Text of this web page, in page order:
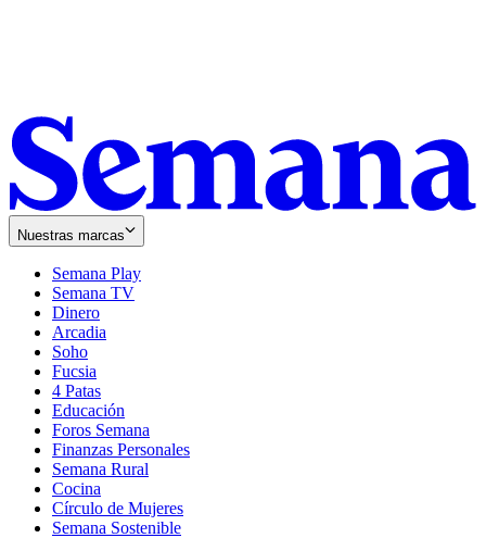
Nuestras marcas
Semana Play
Semana TV
Dinero
Arcadia
Soho
in
new
window
Fucsia
in
new
window
4 Patas
Educación
Foros Semana
Finanzas Personales
Semana Rural
Cocina
Círculo de Mujeres
Semana Sostenible